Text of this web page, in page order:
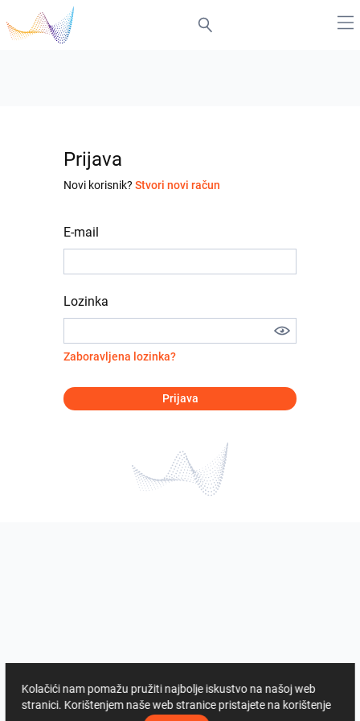
Prijava
Novi korisnik? Stvori novi račun
E-mail
Lozinka
Zaboravljena lozinka?
Prijava
Kolačići nam pomažu pružiti najbolje iskustvo na našoj web
stranici. Korištenjem naše web stranice pristajete na korištenje